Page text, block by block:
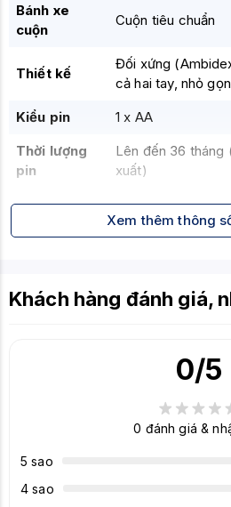
Bánh xe
cuộn
Cuộn tiêu chuẩn
Thiết kế
Đối xứng
cả hai tay, nhỏ gọn
Kiểu pin
1 x AA
Thời lượng
pin
Lên đến 36 tháng
xuất)
Phần mềm
Dell Peripheral
HĐH
Linux (tính năng
Nhỏ gọn, tối ưu
Thường 1 hoặc 3
Xem thêm thông
Khách hàng đánh giá,
0/5
0 đánh giá &
5 sao
4 sao